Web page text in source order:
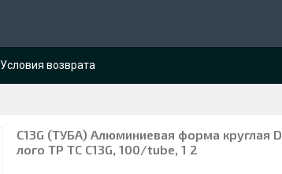
Условия возврата
C13G (ТУБА) Алюминиевая форма круглая
лого TP TC C13G, 100/tube, 1 2